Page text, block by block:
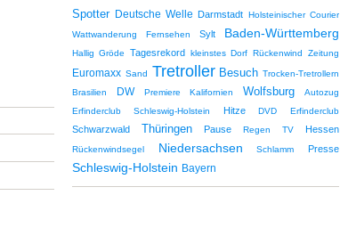
Spotter Deutsche Welle Darmstadt Holsteinischer Courier
Wattwanderung
Fernsehen Sylt Baden-Württemberg
Hallig Gröde Tagesrekord kleinstes Dorf Rückenwind Zeitung
Euromaxx Sand Tretroller Besuch Trocken-Tretrollern
Brasilien
DW Premiere Kalifornien Wolfsburg
Autozug
Erfinderclub Schleswig-Holstein
Hitze DVD Erfinderclub
Schwarzwald Thüringen Pause Regen TV Hessen
Rückenwindsegel Niedersachsen Schlamm Presse
Schleswig-Holstein Bayern